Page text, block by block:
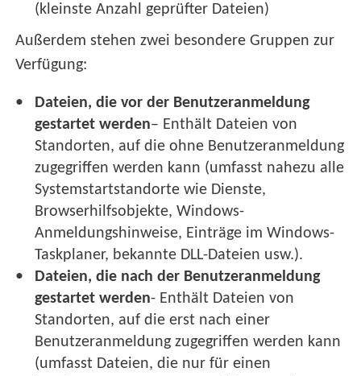
(kleinste Anzahl geprüfter Dateien)
Außerdem stehen zwei besondere Gruppen zur
Verfügung:
Dateien, die vor der Benutzeranmeldung
gestartet werden– Enthält Dateien von
Standorten, auf die ohne Benutzeranmeldung
zugegriffen werden kann (umfasst nahezu alle
Systemstartstandorte wie Dienste,
Browserhilfsobjekte, Windows-
Anmeldungshinweise, Einträge im Windows-
Taskplaner, bekannte DLL-Dateien usw.).
Dateien, die nach der Benutzeranmeldung
gestartet werden- Enthält Dateien von
Standorten, auf die erst nach einer
Benutzeranmeldung zugegriffen werden kann
(umfasst Dateien, die nur für einen